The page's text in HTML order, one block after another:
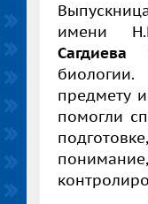
имени
Сагдиева
предмету
помогли